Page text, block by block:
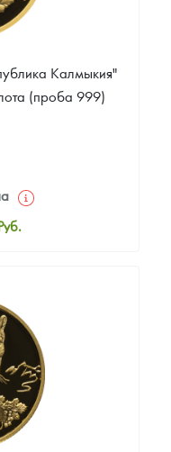
Калмыкия"
(проба 999)